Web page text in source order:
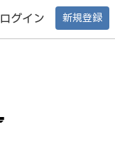
ログイン 新規登録